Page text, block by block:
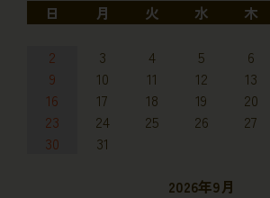
日
月 火 水 木
2
3 4 5 6
9
10 11 12 13
16
17 18 19 20
23
24 25 26 27
30
31
2026年9月